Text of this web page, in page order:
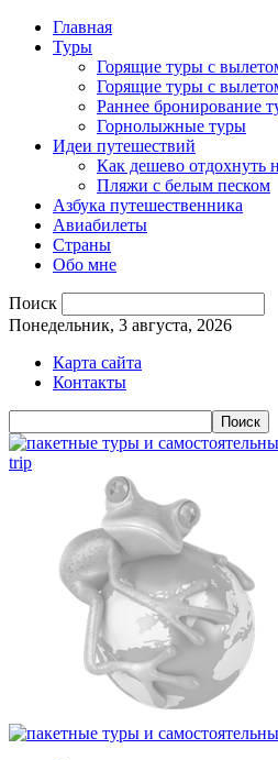
Главная
Туры
Горящие туры с
Горящие туры с
Раннее бронирование
Горнолыжные туры
Идеи путешествий
Как дешево отдохнуть
Пляжи с белым песком
Азбука путешественника
Авиабилеты
Страны
Обо мне
Поиск
Понедельник, 3 августа, 2026
Карта сайта
Контакты
trip